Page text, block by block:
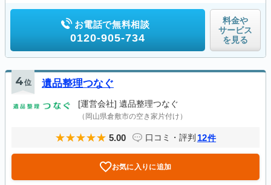
お電話で無料相談
0120-905-734
料金や
サービス
を見る
4位 遺品整理つなぐ
[運営会社] 遺品整理つなぐ
（岡山県倉敷市の空き家片付け）
5.00 口コミ・評判 12件
お気に入りに追加